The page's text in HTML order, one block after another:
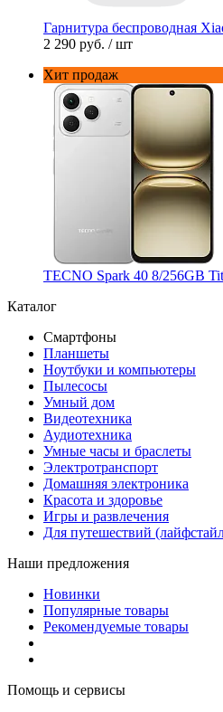
Гарнитура беспроводная
2 290 руб. / шт
Хит продаж
TECNO Spark 40 8/256GB
Каталог
Смартфоны
Планшеты
Ноутбуки и компьютеры
Пылесосы
Умный дом
Видеотехника
Аудиотехника
Умные часы и браслеты
Электротранспорт
Домашняя электроника
Красота и здоровье
Игры и развлечения
Для путешествий
Наши предложения
Новинки
Популярные товары
Рекомендуемые товары
Помощь и сервисы